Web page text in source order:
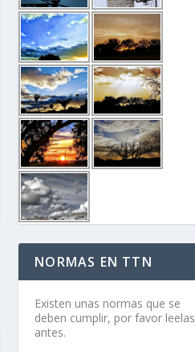
NORMAS EN TTN
Existen unas normas que se
deben cumplir, por favor leelas
antes.